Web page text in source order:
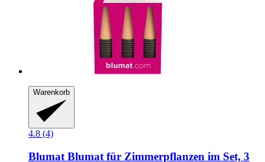
Warenkorb
4.8 (4)
Blumat Blumat für Zimmerpflanzen im Set, 3